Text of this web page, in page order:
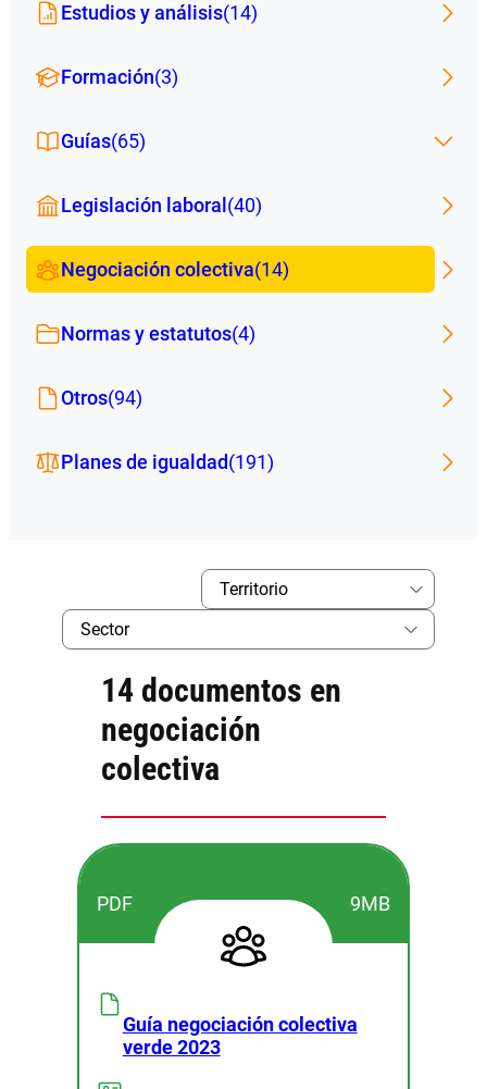
Estudios y análisis(14)
Formación(3)
Guías(65)
Legislación laboral (40)
Negociación colectiva(14)
Normas y estatutos(4)
Otros(94)
Planes de igualdad(191)
14 documentos en
negociación
colectiva
PDF 9MB
Guía negociación colectiva
verde 2023